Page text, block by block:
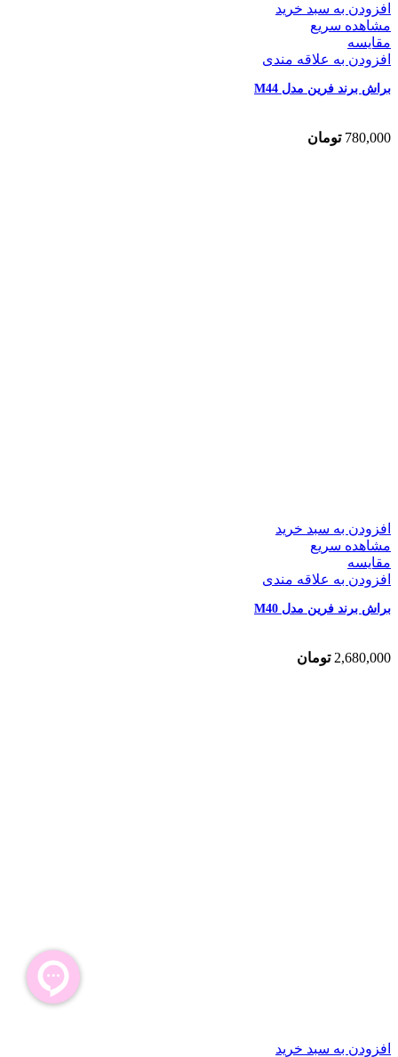
افزودن به سبد خرید
مشاهده سریع
مقایسه
افزودن به علاقه مندی
براش برند فرین مدل M44
780,000 تومان
افزودن به سبد خرید
مشاهده سریع
مقایسه
افزودن به علاقه مندی
براش برند فرین مدل M40
2,680,000 تومان
افزودن به سبد خرید